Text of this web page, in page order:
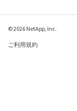
© 2026 NetApp, Inc.
ご利用規約